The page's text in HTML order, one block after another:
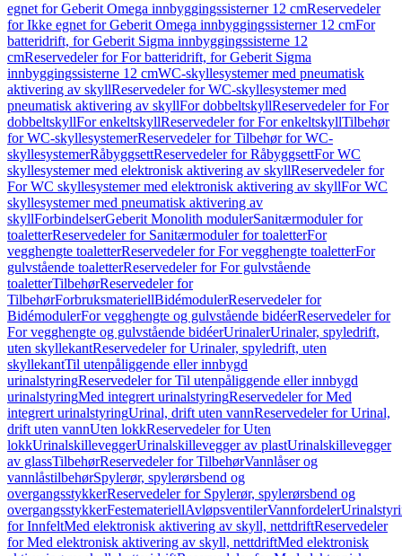
egnet for Geberit Omega innbyggingssisterner 12 cmReservedeler
for Ikke egnet for Geberit Omega innbyggingssisterner 12 cmFor
batteridrift, for Geberit Sigma innbyggingssisterne 12
cmReservedeler for For batteridrift, for Geberit Sigma
innbyggingssisterne 12 cmWC-skyllesystemer med pneumatisk
aktivering av skyllReservedeler for WC-skyllesystemer med
pneumatisk aktivering av skyllFor dobbeltskyllReservedeler for For
dobbeltskyllFor enkeltskyllReservedeler for For enkeltskyllTilbehør
for WC-skyllesystemerReservedeler for Tilbehør for WC-
skyllesystemerRåbyggsettReservedeler for RåbyggsettFor WC
skyllesystemer med elektronisk aktivering av skyllReservedeler for
For WC skyllesystemer med elektronisk aktivering av skyllFor WC
skyllesystemer med pneumatisk aktivering av
skyllForbindelserGeberit Monolith modulerSanitærmoduler for
toaletterReservedeler for Sanitærmoduler for toaletterFor
vegghengte toaletterReservedeler for For vegghengte toaletterFor
gulvstående toaletterReservedeler for For gulvstående
toaletterTilbehørReservedeler for
TilbehørForbruksmateriellBidémodulerReservedeler for
BidémodulerFor vegghengte og gulvstående bidéerReservedeler for
For vegghengte og gulvstående bidéerUrinalerUrinaler, spyledrift,
uten skyllekantReservedeler for Urinaler, spyledrift, uten
skyllekantTil utenpåliggende eller innbygd
urinalstyringReservedeler for Til utenpåliggende eller innbygd
urinalstyringMed integrert urinalstyringReservedeler for Med
integrert urinalstyringUrinal, drift uten vannReservedeler for Urinal,
drift uten vannUten lokkReservedeler for Uten
lokkUrinalskilleveggerUrinalskillevegger av plastUrinalskillevegger
av glassTilbehørReservedeler for TilbehørVannlåser og
vannlåstilbehørSpylerør, spylerørsbend og
overgangsstykkerReservedeler for Spylerør, spylerørsbend og
overgangsstykkerFestemateriellAvløpsventilerVannfordeler
for InnfeltMed elektronisk aktivering av skyll, nettdriftReservedeler
for Med elektronisk aktivering av skyll, nettdriftMed elektronisk